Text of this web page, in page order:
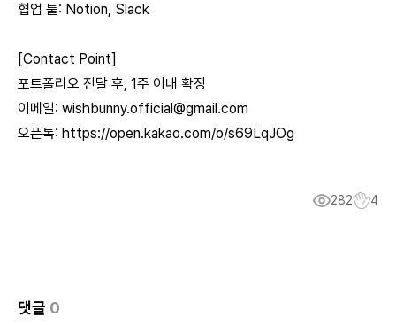
협업 툴: Notion, Slack
[Contact Point]
포트폴리오 전달 후, 1주 이내 확정
이메일: wishbunny.official@gmail.com
오픈톡: https://open.kakao.com/o/s69LqJOg
282 4
댓글 0